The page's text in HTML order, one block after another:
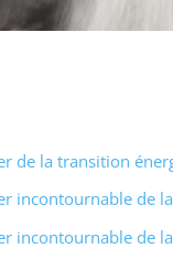
de la transition
incontournable de
incontournable de